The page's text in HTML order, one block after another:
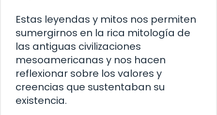
Estas leyendas y mitos nos permiten
sumergirnos en la rica mitología de
las antiguas civilizaciones
mesoamericanas y nos hacen
reflexionar sobre los valores y
creencias que sustentaban su
existencia.